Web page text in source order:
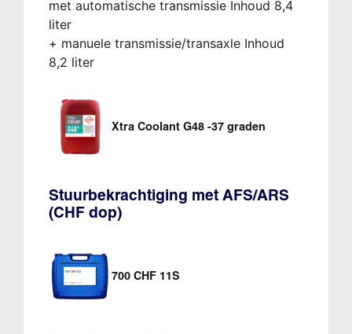
met automatische transmissie Inhoud 8,4
liter
+ manuele transmissie/transaxle Inhoud
8,2 liter
Xtra Coolant G48 -37 graden
Stuurbekrachtiging met AFS/ARS
(CHF dop)
700 CHF 11S